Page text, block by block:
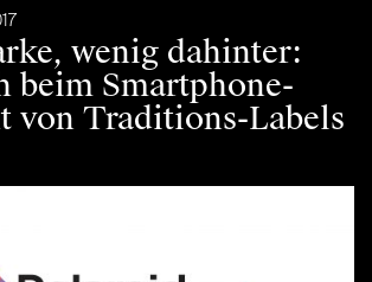
wenig dahinter:
beim Smartphone-
von Traditions-Labels